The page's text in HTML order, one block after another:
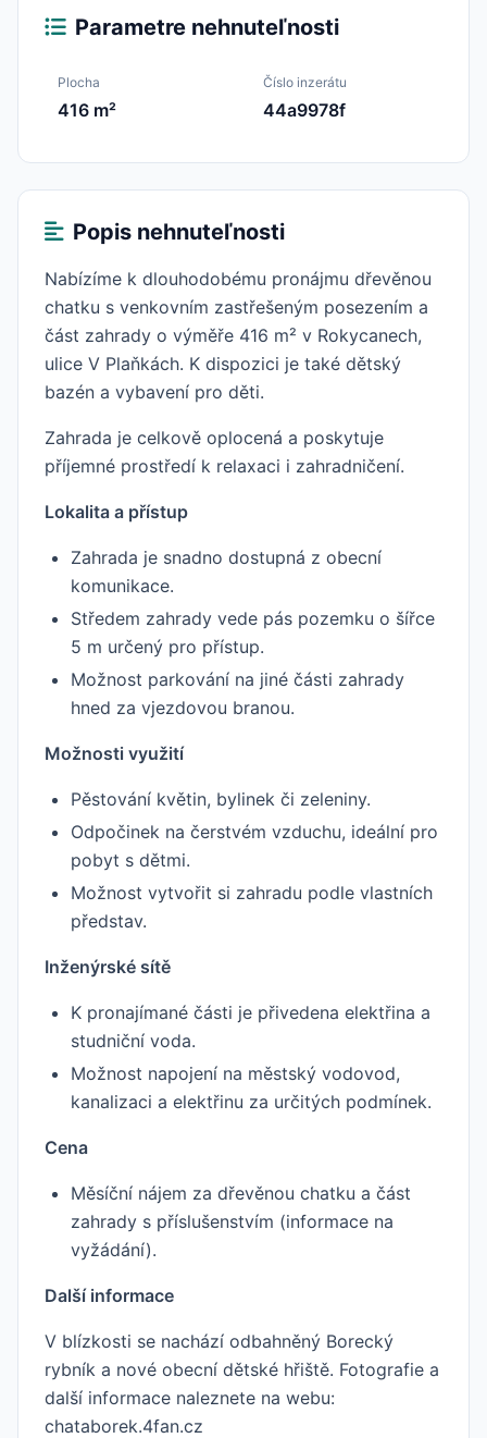
Parametre nehnuteľnosti
Plocha
416 m²
Číslo inzerátu
44a9978f
Popis nehnuteľnosti
Nabízíme k dlouhodobému pronájmu dřevěnou
chatku s venkovním zastřešeným posezením a
část zahrady o výměře 416 m² v Rokycanech,
ulice V Plaňkách. K dispozici je také dětský
bazén a vybavení pro děti.
Zahrada je celkově oplocená a poskytuje
příjemné prostředí k relaxaci i zahradničení.
Lokalita a přístup
Zahrada je snadno dostupná z obecní
komunikace.
Středem zahrady vede pás pozemku o šířce
5 m určený pro přístup.
Možnost parkování na jiné části zahrady
hned za vjezdovou branou.
Možnosti využití
Pěstování květin, bylinek či zeleniny.
Odpočinek na čerstvém vzduchu, ideální pro
pobyt s dětmi.
Možnost vytvořit si zahradu podle vlastních
představ.
Inženýrské sítě
K pronajímané části je přivedena elektřina a
studniční voda.
Možnost napojení na městský vodovod,
kanalizaci a elektřinu za určitých podmínek.
Cena
Měsíční nájem za dřevěnou chatku a část
zahrady s příslušenstvím (informace na
vyžádání).
Další informace
V blízkosti se nachází odbahněný Borecký
rybník a nové obecní dětské hřiště. Fotografie a
další informace naleznete na webu:
chataborek.4fan.cz